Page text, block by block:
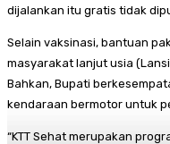
dijalankan itu gratis tidak
Selain vaksinasi, bantuan
masyarakat lanjut usia
Bahkan, Bupati
kendaraan bermotor untuk
“KTT Sehat merupakan